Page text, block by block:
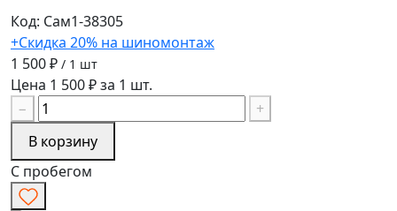
Код: Сам1-38305
+Скидка 20% на шиномонтаж
1 500 ₽ / 1 шт
Цена 1 500 ₽ за 1 шт.
−
+
В корзину
С пробегом